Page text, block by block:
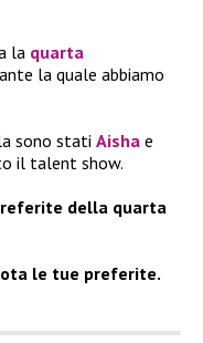
la quarta
la quale abbiamo
sono stati Aisha e
il talent show.
della quarta
le tue preferite.